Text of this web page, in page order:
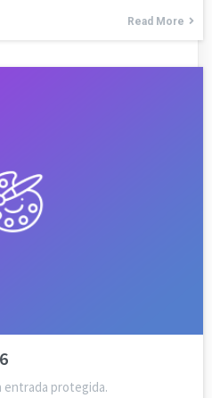
Read More
entrada protegida.